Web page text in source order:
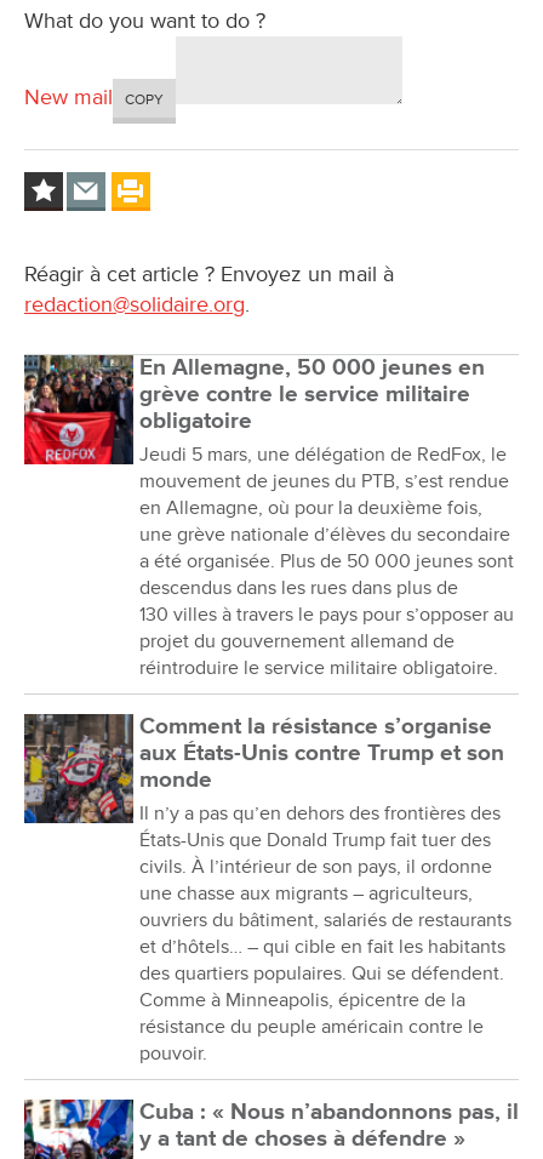
What do you want to do ?
New mail COPY
Réagir à cet article ? Envoyez un mail à
redaction@solidaire.org.
En Allemagne, 50 000 jeunes en
grève contre le service militaire
obligatoire
Jeudi 5 mars, une délégation de RedFox, le
mouvement de jeunes du PTB, s’est rendue
en Allemagne, où pour la deuxième fois,
une grève nationale d’élèves du secondaire
a été organisée. Plus de 50 000 jeunes sont
descendus dans les rues dans plus de
130 villes à travers le pays pour s’opposer au
projet du gouvernement allemand de
réintroduire le service militaire obligatoire.
Comment la résistance s’organise
aux États-Unis contre Trump et son
monde
Il n’y a pas qu’en dehors des frontières des
États-Unis que Donald Trump fait tuer des
civils. À l’intérieur de son pays, il ordonne
une chasse aux migrants – agriculteurs,
ouvriers du bâtiment, salariés de restaurants
et d’hôtels… – qui cible en fait les habitants
des quartiers populaires. Qui se défendent.
Comme à Minneapolis, épicentre de la
résistance du peuple américain contre le
pouvoir.
Cuba : « Nous n’abandonnons pas, il
y a tant de choses à défendre »